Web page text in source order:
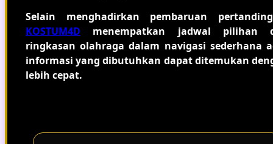
Selain menghadirkan pembaruan
KOSTUM4D menempatkan jadwal pilihan
ringkasan olahraga dalam navigasi sederhana
informasi yang dibutuhkan dapat ditemukan
lebih cepat.